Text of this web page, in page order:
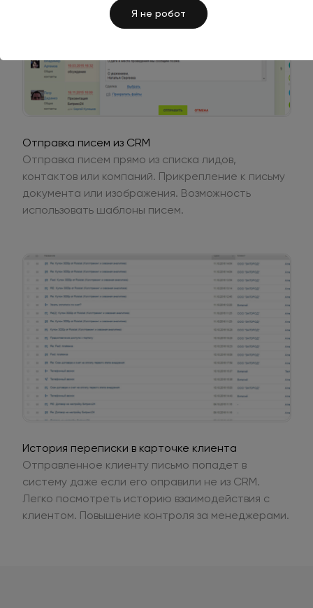
Я не робот
Отправка писем из CRM
Отправка писем прямо из списка лидов,
контактов или компаний. Прикрепление к письму
документа или изображения. Возможность
использовать шаблоны писем.
История переписки в карточке клиента
Отправленное клиенту письмо попадет в
систему даже если его оправили не из CRM.
Легко посмотреть историю взаимодействия с
клиентом. Повышение контроля за менеджерами.